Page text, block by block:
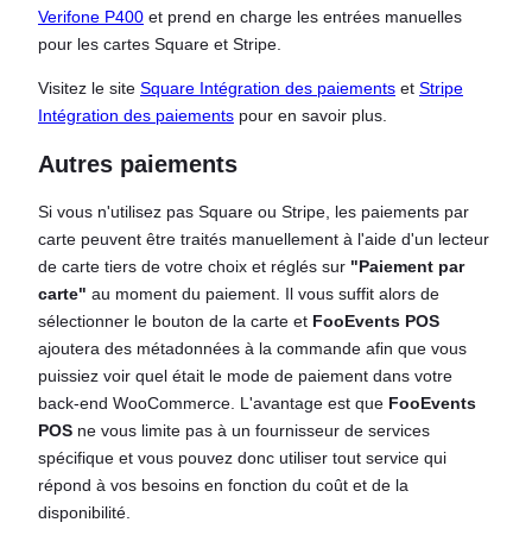
Verifone P400 et prend en charge les entrées manuelles
pour les cartes Square et Stripe.
Visitez le site Square Intégration des paiements et Stripe
Intégration des paiements pour en savoir plus.
Autres paiements
Si vous n'utilisez pas Square ou Stripe, les paiements par
carte peuvent être traités manuellement à l'aide d'un lecteur
de carte tiers de votre choix et réglés sur "Paiement par
carte" au moment du paiement. Il vous suffit alors de
sélectionner le bouton de la carte et FooEvents POS
ajoutera des métadonnées à la commande afin que vous
puissiez voir quel était le mode de paiement dans votre
back-end WooCommerce. L'avantage est que FooEvents
POS ne vous limite pas à un fournisseur de services
spécifique et vous pouvez donc utiliser tout service qui
répond à vos besoins en fonction du coût et de la
disponibilité.